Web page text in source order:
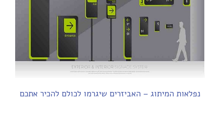
נפלאות המיתוג – האביזרים שיגרמו לכולם להכיר אתכם